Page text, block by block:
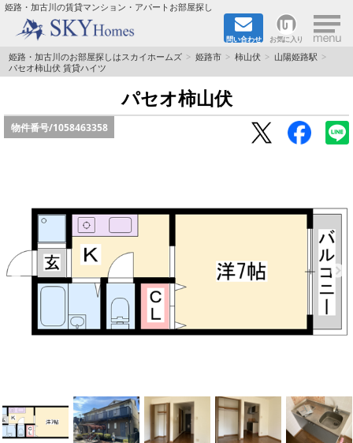
姫路・加古川の賃貸マンション・アパートお部屋探し
問い合わせ お気に入り ×
TOPページ
都市ガス·オール電化
☆新築物件☆
☆ペット飼育可能物件☆
☆ネット無料☆
路線·駅から探す
地域から探す
スタッフ紹介
店舗情報·アクセス
姫路・加古川のお部屋探しはスカイホームズ 姫路市 柿山伏
山陽姫路駅
パセオ柿山伏 賃貸ハイツ
パセオ柿山伏
物件番号/1058463358